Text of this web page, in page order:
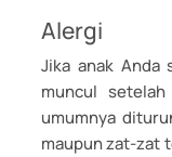
Alergi
Jika anak Anda
muncul
umumnya
maupun zat-zat